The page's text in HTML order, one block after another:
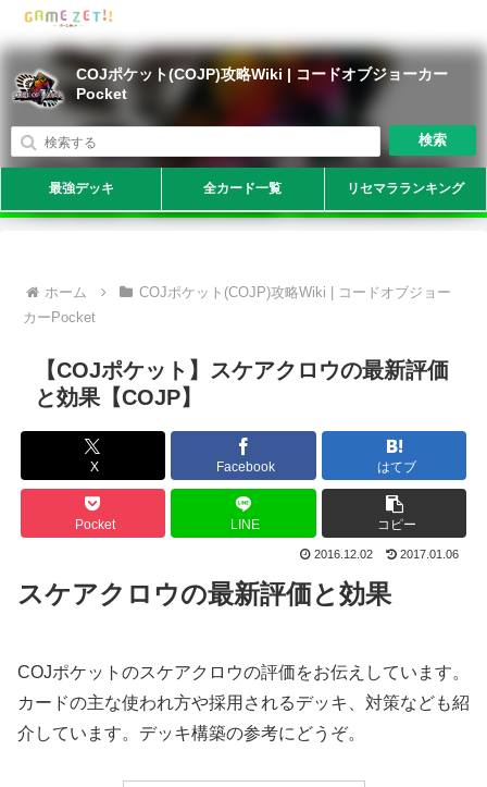
COJポケット(COJP)攻略Wiki | コードオブジョーカー
Pocket
検索
最強デッキ 全カード一覧 リセマラランキング
ホーム
COJポケット(COJP)攻略Wiki | コードオブジョー
カーPocket
【COJポケット】スケアクロウの最新評価
と効果【COJP】
X Facebook はてブ
Pocket LINE コピー
2016.12.02 2017.01.06
スケアクロウの最新評価と効果
COJポケットのスケアクロウの評価をお伝えしています。
カードの主な使われ方や採用されるデッキ、対策なども紹
介しています。デッキ構築の参考にどうぞ。